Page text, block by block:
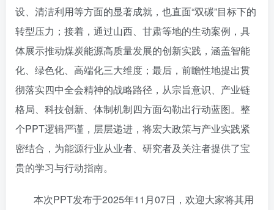
设、清洁利用等方面的显著成就，也直面“双碳”目标下的
转型压力；接着，通过山西、甘肃等地的生动案例，具
体展示推动煤炭能源高质量发展的创新实践，涵盖智能
化、绿色化、高端化三大维度；最后，前瞻性地提出贯
彻落实四中全会精神的战略路径，从宗旨意识、产业链
格局、科技创新、体制机制四方面勾勒出行动蓝图。整
个PPT逻辑严谨，层层递进，将宏大政策与产业实践紧
密结合，为能源行业从业者、研究者及关注者提供了宝
贵的学习与行动指南。
本次PPT发布于2025年11月07日，欢迎大家将其用